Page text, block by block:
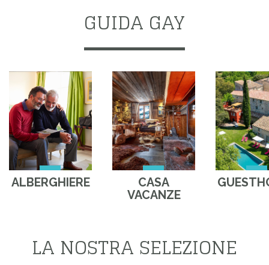
GUIDA GAY
ALBERGHIERE
CASA
VACANZE
LA NOSTRA SELEZIONE